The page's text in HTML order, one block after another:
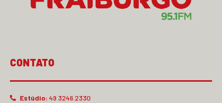
CONTATO
Estúdio: 49 3246.2330